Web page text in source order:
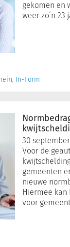
gekomen en
weer zo’n 23
In-Form
30
Voor de
gemeenten
nieuwe
Hiermee
voor